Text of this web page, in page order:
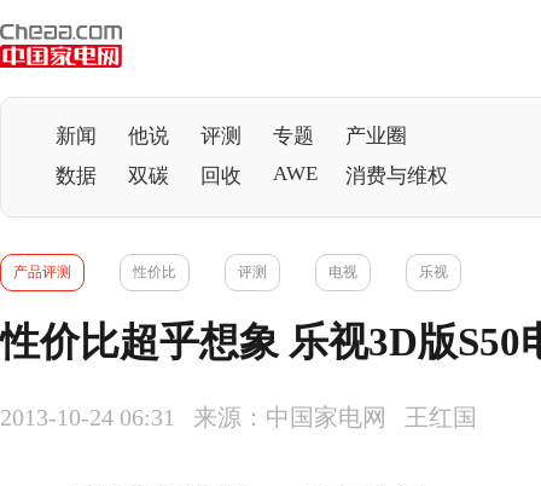
新闻 他说 评测 专题
产业圈
数据
双碳 回收 AWE 消费与维权
产品评测 性价比 评测 电视 乐视
性价比超乎想象 乐视3D版S50
2013-10-24 06:31 来源：中国家电网 王红国